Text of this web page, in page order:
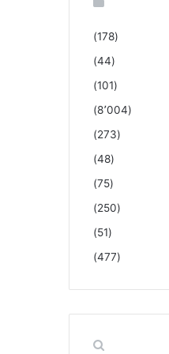
(178)
(44)
(101)
(8٬004)
(273)
(48)
(75)
(250)
(51)
(477)